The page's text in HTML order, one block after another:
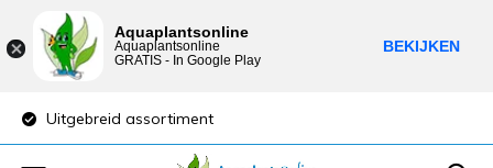
Uitgebreid assortiment
Aquaplantsonline
Aquaplantsonline
GRATIS - In Google Play
BEKIJKEN